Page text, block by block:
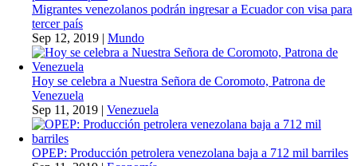
Migrantes venezolanos podrán ingresar a Ecuador con visa para
tercer país
Sep 12, 2019 | Mundo
Hoy se celebra a Nuestra Señora de Coromoto, Patrona de
Venezuela
Sep 11, 2019 | Venezuela
OPEP: Producción petrolera venezolana baja a 712 mil barriles